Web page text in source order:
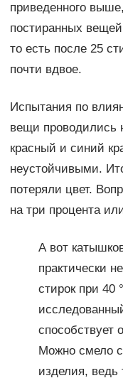
приведенного
постиранных
то есть после 25
почти вдвое.
Испытания по
вещи проводились
красный и синий
неустойчивыми.
потеряли цвет.
на три процента
А вот
практически
стирок при 40
способствует
Можно смело
изделия, ведь